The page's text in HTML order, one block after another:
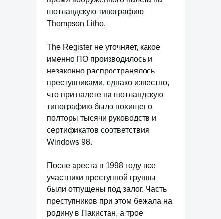
шотландскую типографию
Thompson Litho.
The Register не уточняет, какое
именно ПО производилось и
незаконно распространялось
преступниками, однако известно,
что при налете на шотландскую
типографию было похищено
полторы тысячи руководств и
сертификатов соответствия
Windows 98.
После ареста в 1998 году все
участники преступной группы
были отпущены под залог. Часть
преступников при этом бежала на
родину в Пакистан, а трое